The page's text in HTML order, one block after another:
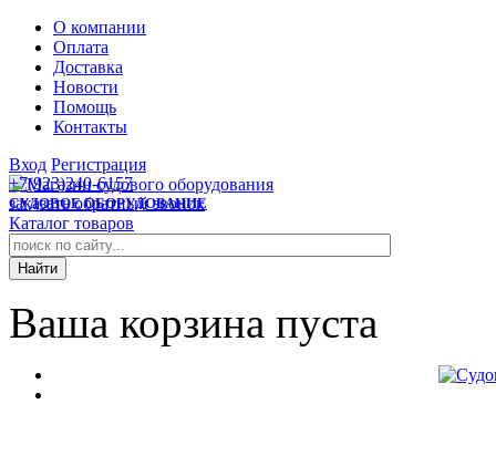
О компании
Оплата
Доставка
Новости
Помощь
Контакты
Вход Регистрация
СУДОВОЕ ОБОРУДОВАНИЕ
+7(923)240-6157
заказать обратный звонок
Каталог товаров
Ваша корзина пуста